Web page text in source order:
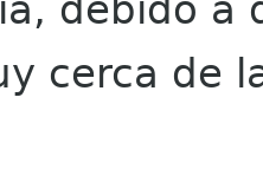
debido a
cerca de